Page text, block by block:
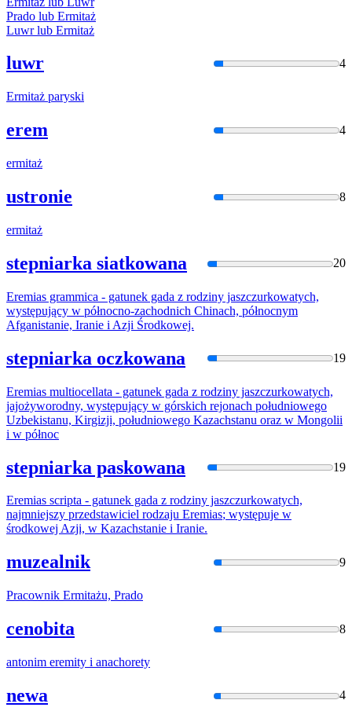
Prado lub Ermitaż
Luwr lub Ermitaż
luwr 4
Ermitaż paryski
erem 4
ermitaż
ustronie 8
ermitaż
stepniarka siatkowana 20
Eremias grammica - gatunek gada z rodziny jaszczurkowatych,
występujący w północno-zachodnich Chinach, północnym
Afganistanie, Iranie i Azji Środkowej.
stepniarka oczkowana 19
Eremias multiocellata - gatunek gada z rodziny jaszczurkowatych,
jajożyworodny, występujący w górskich rejonach południowego
Uzbekistanu, Kirgizji, południowego Kazachstanu oraz w Mongolii
i w północ
stepniarka paskowana 19
Eremias scripta - gatunek gada z rodziny jaszczurkowatych,
najmniejszy przedstawiciel rodzaju Eremias; występuje w
środkowej Azji, w Kazachstanie i Iranie.
muzealnik 9
Pracownik Ermitażu, Prado
cenobita 8
antonim eremity i anachorety
newa 4